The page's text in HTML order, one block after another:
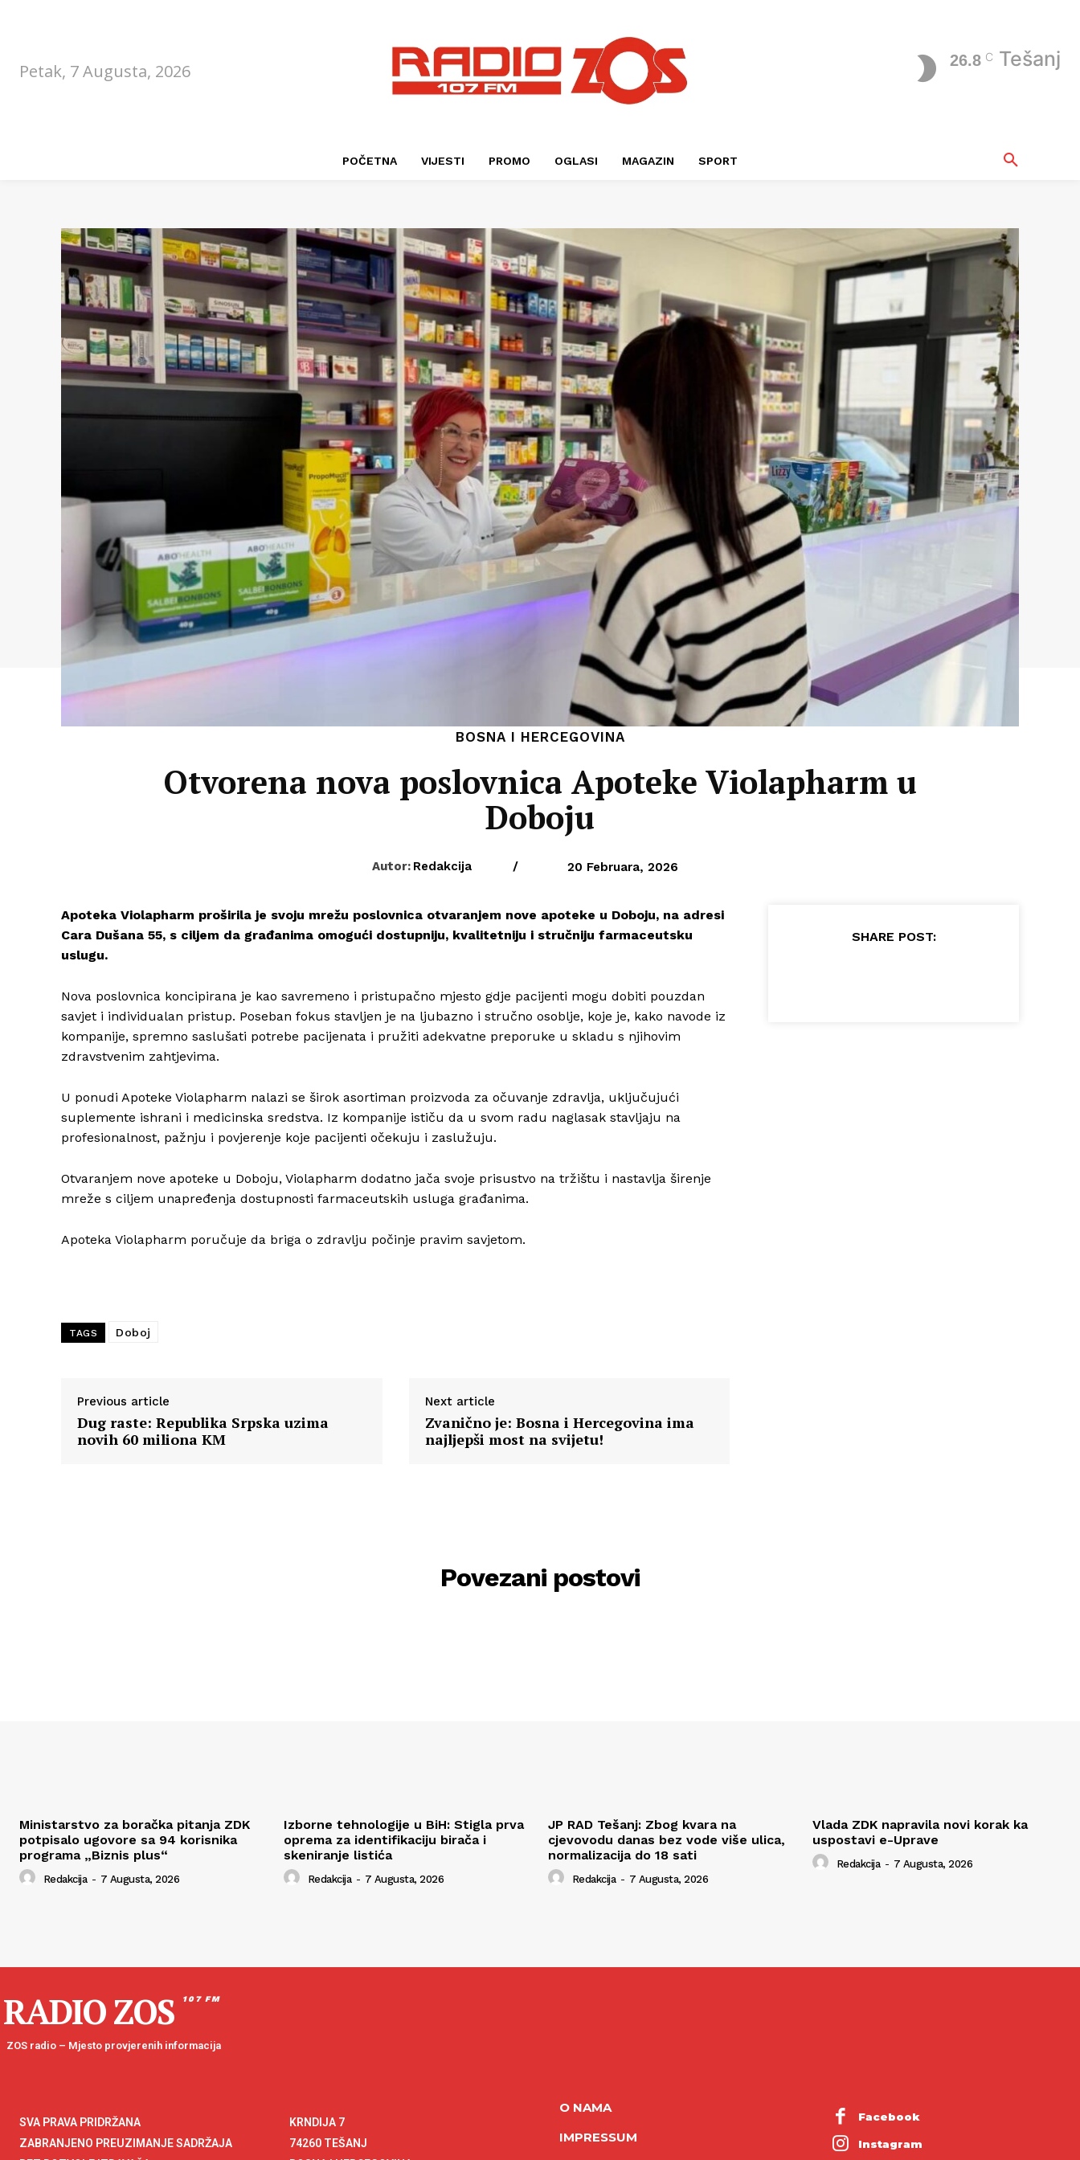
Petak, 7 Augusta, 2026
26.8 C Tešanj
POČETNA VIJESTI PROMO OGLASI MAGAZIN SPORT
BOSNA I HERCEGOVINA
Otvorena nova poslovnica Apoteke Violapharm u
Doboju
Autor: Redakcija / 20 Februara, 2026
Apoteka Violapharm proširila je svoju mrežu poslovnica otvaranjem nove apoteke u Doboju, na adresi
Cara Dušana 55, s ciljem da građanima omogući dostupniju, kvalitetniju i stručniju farmaceutsku
uslugu.
Nova poslovnica koncipirana je kao savremeno i pristupačno mjesto gdje pacijenti mogu dobiti pouzdan
savjet i individualan pristup. Poseban fokus stavljen je na ljubazno i stručno osoblje, koje je, kako navode iz
kompanije, spremno saslušati potrebe pacijenata i pružiti adekvatne preporuke u skladu s njihovim
zdravstvenim zahtjevima.
U ponudi Apoteke Violapharm nalazi se širok asortiman proizvoda za očuvanje zdravlja, uključujući
suplemente ishrani i medicinska sredstva. Iz kompanije ističu da u svom radu naglasak stavljaju na
profesionalnost, pažnju i povjerenje koje pacijenti očekuju i zaslužuju.
Otvaranjem nove apoteke u Doboju, Violapharm dodatno jača svoje prisustvo na tržištu i nastavlja širenje
mreže s ciljem unapređenja dostupnosti farmaceutskih usluga građanima.
Apoteka Violapharm poručuje da briga o zdravlju počinje pravim savjetom.
TAGS Doboj
Previous article
Dug raste: Republika Srpska uzima
novih 60 miliona KM
Next article
Zvanično je: Bosna i Hercegovina ima
najljepši most na svijetu!
SHARE POST:
Povezani postovi
Ministarstvo za boračka pitanja ZDK
potpisalo ugovore sa 94 korisnika
programa „Biznis plus“
Redakcija - 7 Augusta, 2026
Izborne tehnologije u BiH: Stigla prva
oprema za identifikaciju birača i
skeniranje listića
Redakcija - 7 Augusta, 2026
JP RAD Tešanj: Zbog kvara na
cjevovodu danas bez vode više ulica,
normalizacija do 18 sati
Redakcija - 7 Augusta, 2026
Vlada ZDK napravila novi korak ka
uspostavi e-Uprave
Redakcija - 7 Augusta, 2026
RADIO ZOS 107 FM
ZOS radio – Mjesto provjerenih informacija
SVA PRAVA PRIDRŽANA
ZABRANJENO PREUZIMANJE SADRŽAJA
KRNDIJA 7
74260 TEŠANJ
O NAMA
IMPRESSUM
Facebook
Instagram